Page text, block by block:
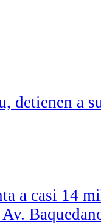
detienen a
a casi 14